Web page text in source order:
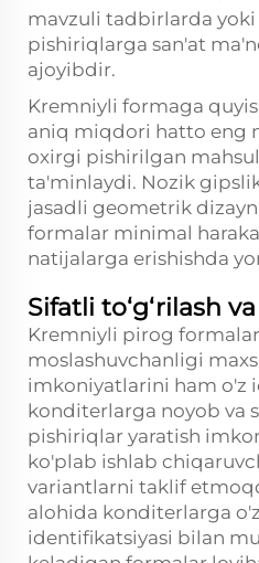
mavzuli tadbirlarda yoki
pishiriqlarga san'at
ajoyibdir.
Kremniyli formaga
aniq miqdori hatto eng
oxirgi pishirilgan
ta'minlaydi. Nozik
jasadli geometrik
formalar minimal
natijalarga erishishda
Sifatli to‘g‘rilash
Kremniyli pirog
moslashuvchanligi
imkoniyatlarini ham o'z
konditerlarga noyob va
pishiriqlar yaratish
ko'plab ishlab
variantlarni taklif
alohida konditerlarga
identifikatsiyasi bilan